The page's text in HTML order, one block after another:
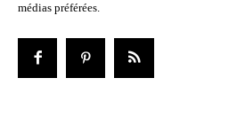
médias préférées.